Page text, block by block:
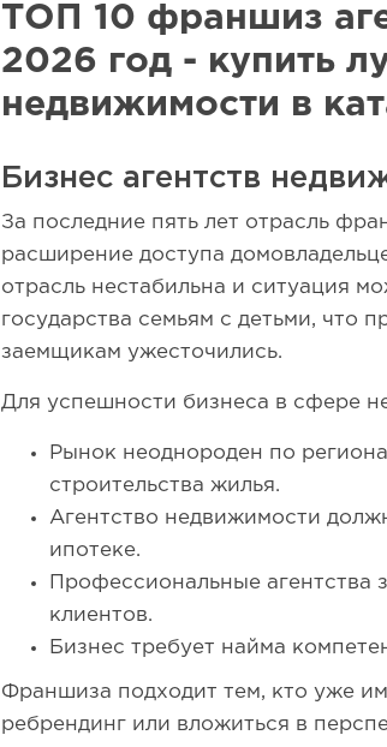
ТОП 10 франшиз
2026 год - купить
недвижимости в
Бизнес агентств
За последние пять лет отрасль
расширение доступа
отрасль нестабильна и ситуация
государства семьям с детьми, что
заемщикам ужесточились.
Для успешности бизнеса в сфере
Рынок неоднороден по
строительства жилья.
Агентство недвижимости
ипотеке.
Профессиональные
клиентов.
Бизнес требует найма
Франшиза подходит тем, кто уже
ребрендинг или вложиться в